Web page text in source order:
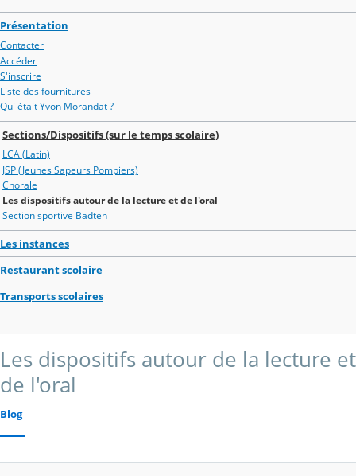
Présentation
Contacter
Accéder
S'inscrire
Liste des fournitures
Qui était Yvon Morandat ?
Sections/Dispositifs (sur le temps scolaire)
LCA (Latin)
JSP (Jeunes Sapeurs Pompiers)
Chorale
Les dispositifs autour de la lecture et de l'oral
Section sportive Badten
Les instances
Restaurant scolaire
Transports scolaires
Les dispositifs autour de la lecture et
de l'oral
Blog